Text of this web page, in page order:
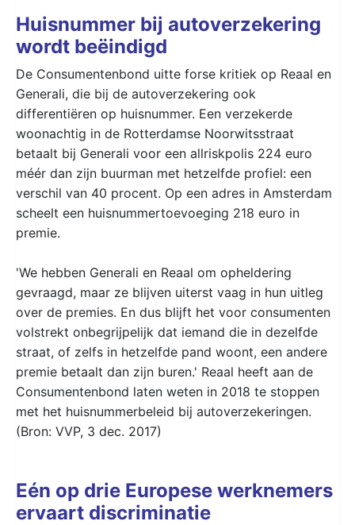
Huisnummer bij autoverzekering
wordt beëindigd
De Consumentenbond uitte forse kritiek op Reaal en
Generali, die bij de autoverzekering ook
differentiëren op huisnummer. Een verzekerde
woonachtig in de Rotterdamse Noorwitsstraat
betaalt bij Generali voor een allriskpolis 224 euro
méér dan zijn buurman met hetzelfde profiel: een
verschil van 40 procent. Op een adres in Amsterdam
scheelt een huisnummertoevoeging 218 euro in
premie.
'We hebben Generali en Reaal om opheldering
gevraagd, maar ze blijven uiterst vaag in hun uitleg
over de premies. En dus blijft het voor consumenten
volstrekt onbegrijpelijk dat iemand die in dezelfde
straat, of zelfs in hetzelfde pand woont, een andere
premie betaalt dan zijn buren.' Reaal heeft aan de
Consumentenbond laten weten in 2018 te stoppen
met het huisnummerbeleid bij autoverzekeringen.
(Bron: VVP, 3 dec. 2017)
Eén op drie Europese werknemers
ervaart discriminatie